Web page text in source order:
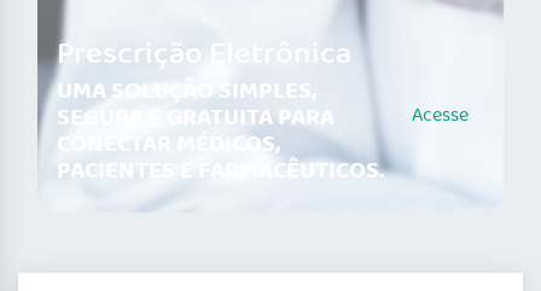
Prescrição Eletrônica
UMA SOLUÇÃO SIMPLES,
SEGURA E GRATUITA PARA
CONECTAR MÉDICOS,
PACIENTES E FARMACÊUTICOS.
Acesse